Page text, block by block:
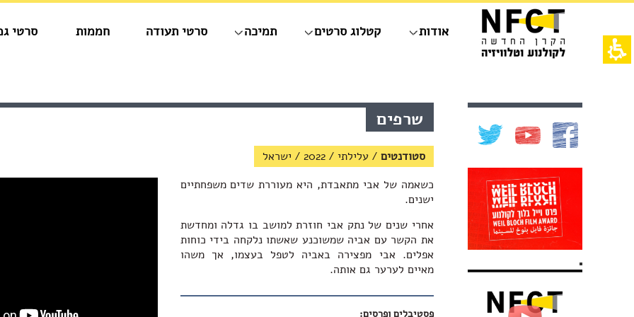
תחילתו
אינטרנט,
לחץ
אודות קטלוג סרטים תמיכה סרטי תעודה חממות סרטי
מרכזי,
ללחוץ
אנטר
לדלג
לאזור
שרפים
סטודנטים / עלילתי /
2022
/ ישראל
כשאמה של אבי מתאבדת, היא מעוררת שדים משפחתיים
ישנים.
אחרי שנים של נתק אבי חוזרת למושב בו גדלה ומחדשת
את הקשר עם אביה שמשוכנע שאשתו נלקחה בידי כוחות
אפלים. אבי מפצירה באביה לטפל בעצמו, אך משהו
מאיים לערער גם אותה.
פסטיבלים ופרסים: